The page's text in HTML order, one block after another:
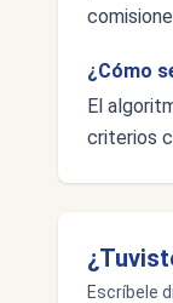
¿Cómo
El
criterios
Escríbele